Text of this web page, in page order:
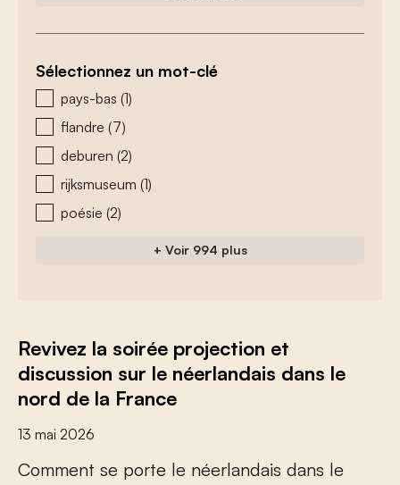
Sélectionnez un mot-clé
zoeken - tags
pays-bas (1)
flandre (7)
deburen (2)
rijksmuseum (1)
poésie (2)
+ Voir 994 plus
Revivez la soirée projection et
discussion sur le néerlandais dans le
nord de la France
13 mai 2026
Comment se porte le néerlandais dans le